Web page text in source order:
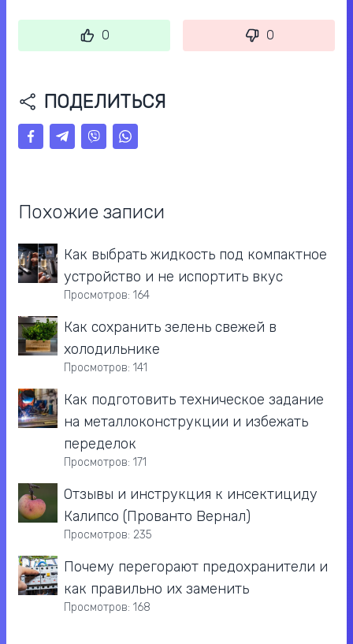
0 0
ПОДЕЛИТЬСЯ
Похожие записи
Как выбрать жидкость под компактное
устройство и не испортить вкус
Просмотров: 164
Как сохранить зелень свежей в
холодильнике
Просмотров: 141
Как подготовить техническое задание
на металлоконструкции и избежать
переделок
Просмотров: 171
Отзывы и инструкция к инсектициду
Калипсо (Прованто Вернал)
Просмотров: 235
Почему перегорают предохранители и
как правильно их заменить
Просмотров: 168